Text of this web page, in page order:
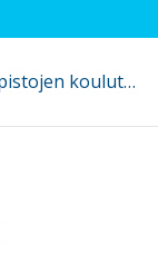
18.8.2023 Kansalaisopistojen koulutus- ja verkostoitumispäivä, Pori